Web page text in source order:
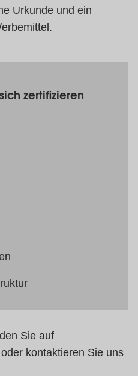
Urkunde und ein
zertifizieren
Sie auf
kontaktieren Sie uns